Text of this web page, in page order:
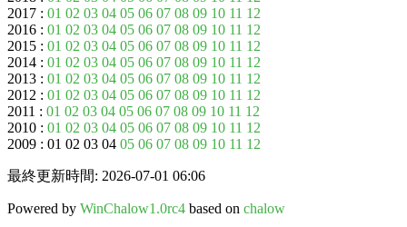
2017 : 01 02 03 04 05 06 07 08 09 10 11 12
2016 : 01 02 03 04 05 06 07 08 09 10 11 12
2015 : 01 02 03 04 05 06 07 08 09 10 11 12
2014 : 01 02 03 04 05 06 07 08 09 10 11 12
2013 : 01 02 03 04 05 06 07 08 09 10 11 12
2012 : 01 02 03 04 05 06 07 08 09 10 11 12
2011 : 01 02 03 04 05 06 07 08 09 10 11 12
2010 : 01 02 03 04 05 06 07 08 09 10 11 12
2009 : 01 02 03 04 05 06 07 08 09 10 11 12
最終更新時間: 2026-07-01 06:06
Powered by WinChalow1.0rc4 based on chalow